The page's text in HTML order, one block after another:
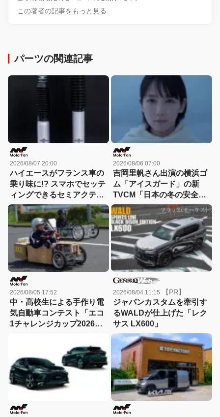
この著者の記事をもっと見る
パーツの関連記事
2026/08/07 20:00
ハイエースがフランス車の
乗り味に!? スマホでセッテ
ィングできるセミアクティ
ブサスペンション！カヤバ
『ActRide』が凄い
2026/08/06 07:00
吉岡里帆さん出演の横浜ゴ
ム「アイスガード」の新
TVCM「日本の冬の安全
は、スタッドレスタイヤが
守る。」が8月から放映開
始！
2026/08/05 17:52
中・高校生による手作り電
気自動車コンテスト「エコ
1チャレンジカップ2026」
2026/08/04 11:15 【PR】
ジャパンカスタムを牽引す
るWALDが仕上げた「レク
サス LX600」